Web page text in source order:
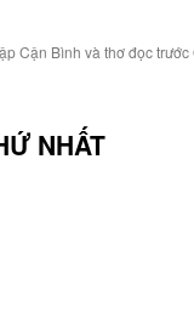
Cận Bình và thơ đọc trước
NHẤT